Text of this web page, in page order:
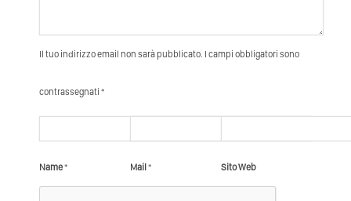
Il tuo indirizzo email non sarà pubblicato. I campi obbligatori sono
contrassegnati *
Name* Mail* Sito Web